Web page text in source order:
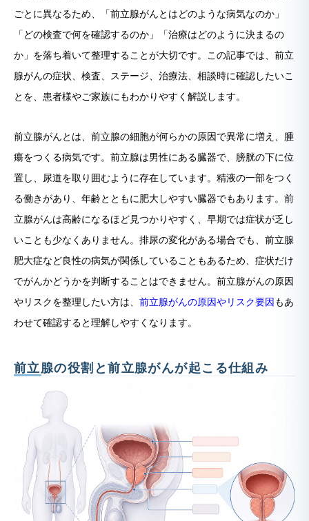
ごとに異なるため、「前立腺がんとはどのような病気なのか」
「どの検査で何を確認するのか」「治療はどのように決まるの
か」を落ち着いて整理することが大切です。この記事では、前立
腺がんの症状、検査、ステージ、治療法、相談時に確認したいこ
とを、患者様やご家族にもわかりやすく解説します。
前立腺がんとは、前立腺の細胞が何らかの原因で異常に増え、腫
瘍をつくる病気です。前立腺は男性にある臓器で、膀胱の下に位
置し、尿道を取り囲むように存在しています。精液の一部をつく
る働きがあり、年齢とともに肥大しやすい臓器でもあります。前
立腺がんは高齢になるほど見つかりやすく、早期では症状が乏し
いことも少なくありません。排尿の変化がある場合でも、前立腺
肥大症など良性の病気が関係していることもあるため、症状だけ
でがんかどうかを判断することはできません。前立腺がんの原因
やリスクを整理したい方は、 前立腺がんの原因やリスク要因 もあ
わせて確認すると理解しやすくなります。
前立腺の役割と前立腺がんが起こる仕組み